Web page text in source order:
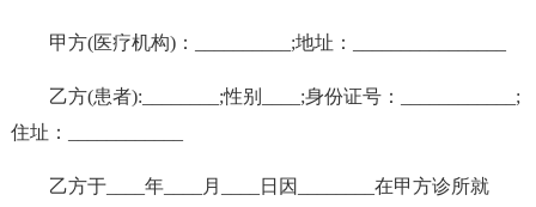
甲方(医疗机构)：__________;地址：________________
乙方(患者):________;性别____;身份证号：____________;
住址：____________
乙方于____年____月____日因________在甲方诊所就